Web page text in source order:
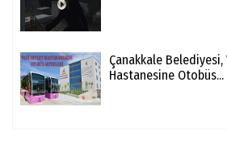
Çanakkale Belediyesi,
Hastanesine Otobüs...